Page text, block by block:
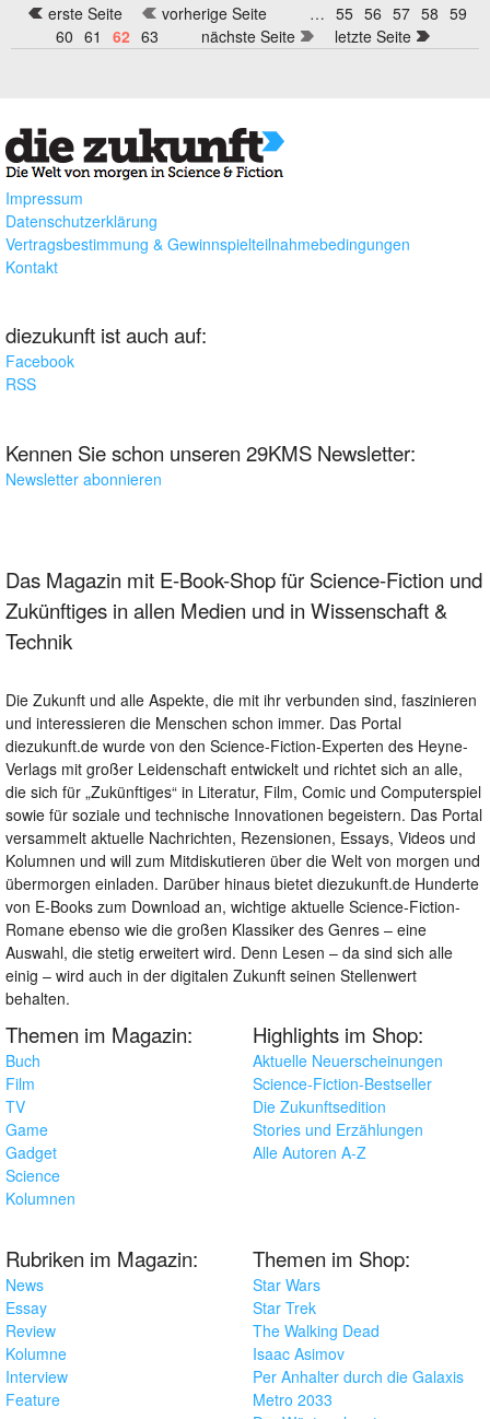
Seiten
erste Seite vorherige Seite … 55 56 57 58 59
60 61 62 63 nächste Seite letzte Seite
Impressum
Datenschutzerklärung
Vertragsbestimmung & Gewinnspielteilnahmebedingungen
Kontakt
diezukunft ist auch auf:
Facebook
RSS
Kennen Sie schon unseren 29KMS Newsletter:
Newsletter abonnieren
Das Magazin mit E-Book-Shop für Science-Fiction und
Zukünftiges in allen Medien und in Wissenschaft &
Technik
Die Zukunft und alle Aspekte, die mit ihr verbunden sind, faszinieren
und interessieren die Menschen schon immer. Das Portal
diezukunft.de wurde von den Science-Fiction-Experten des Heyne-
Verlags mit großer Leidenschaft entwickelt und richtet sich an alle,
die sich für „Zukünftiges“ in Literatur, Film, Comic und Computerspiel
sowie für soziale und technische Innovationen begeistern. Das Portal
versammelt aktuelle Nachrichten, Rezensionen, Essays, Videos und
Kolumnen und will zum Mitdiskutieren über die Welt von morgen und
übermorgen einladen. Darüber hinaus bietet diezukunft.de Hunderte
von E-Books zum Download an, wichtige aktuelle Science-Fiction-
Romane ebenso wie die großen Klassiker des Genres – eine
Auswahl, die stetig erweitert wird. Denn Lesen – da sind sich alle
einig – wird auch in der digitalen Zukunft seinen Stellenwert
behalten.
Themen im Magazin:
Buch
Film
TV
Game
Gadget
Science
Kolumnen
Highlights im Shop:
Aktuelle Neuerscheinungen
Science-Fiction-Bestseller
Die Zukunftsedition
Stories und Erzählungen
Alle Autoren A-Z
Rubriken im Magazin:
News
Essay
Review
Kolumne
Interview
Feature
Themen im Shop:
Star Wars
Star Trek
The Walking Dead
Isaac Asimov
Per Anhalter durch die Galaxis
Metro 2033